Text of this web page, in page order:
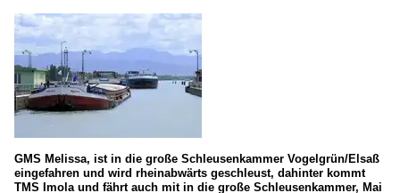
GMS Melissa, ist in die große Schleusenkammer Vogelgrün/Elsaß
eingefahren und wird rheinabwärts geschleust, dahinter kommt
TMS Imola und fährt auch mit in die große Schleusenkammer, Mai